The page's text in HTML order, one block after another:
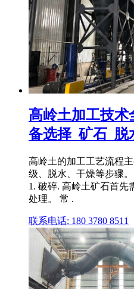
高岭土加工技术
备选择_矿石_脱
高岭土的加工工艺流程
级、脱水、干燥等步骤
1. 破碎. 高岭土矿石首先
处理。 常 .
联系电话: 180 3780 8511